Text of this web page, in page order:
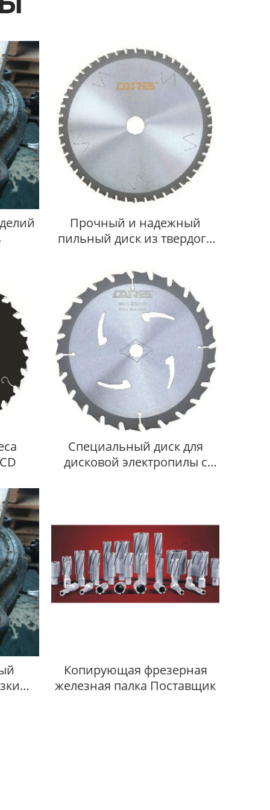
Прочный и надежный
пильный диск из твердого
Специальный диск для
дисковой электропилы с
Копирующая фрезерная
железная палка Поставщик